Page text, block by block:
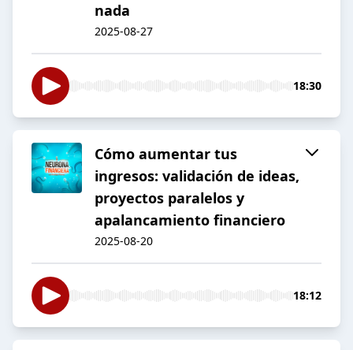
nada
2025-08-27
18:30
Cómo aumentar tus
ingresos: validación de ideas,
proyectos paralelos y
apalancamiento financiero
2025-08-20
18:12